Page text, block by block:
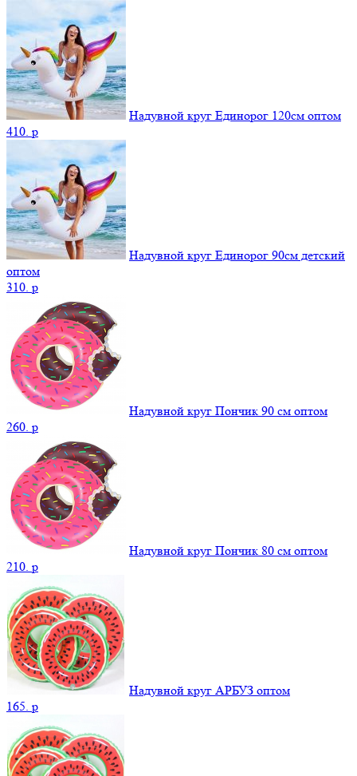
Надувной круг Единорог 120см оптом
410. p
Надувной круг Единорог 90см детский
оптом
310. p
Надувной круг Пончик 90 см оптом
260. p
Надувной круг Пончик 80 см оптом
210. p
Надувной круг АРБУЗ оптом
165. p